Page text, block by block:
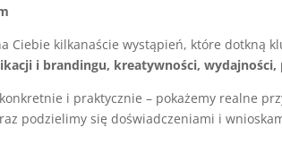
Ciebie kilkanaście wystąpień, które dotkną
i brandingu, kreatywności,
i praktycznie – pokażemy realne
podzielimy się doświadczeniami i